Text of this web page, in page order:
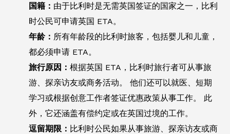
国籍： 由于比利时是无需英国签证的国家之一，比利
时公民可申请英国 ETA。
年龄： 所有年龄段的比利时旅客，包括婴儿和儿童，
都必须申请 ETA。
旅行原因： 根据英国 ETA，比利时旅行者可从事旅
游、探亲访友或商务活动。 他们还可以就医、短期
学习或根据创意工作者签证优惠政策从事工作。 此
外，它还涵盖有偿约定或在英国过境的工作。
逗留期限： 比利时公民如果从事旅游、探亲访友或商